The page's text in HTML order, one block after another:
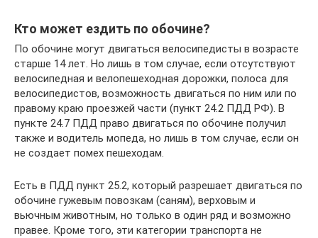
Кто может ездить по обочине?
По обочине могут двигаться велосипедисты в возрасте
старше 14 лет. Но лишь в том случае, если отсутствуют
велосипедная и велопешеходная дорожки, полоса для
велосипедистов, возможность двигаться по ним или по
правому краю проезжей части (пункт 24.2 ПДД РФ). В
пункте 24.7 ПДД право двигаться по обочине получил
также и водитель мопеда, но лишь в том случае, если он
не создает помех пешеходам.
Есть в ПДД пункт 25.2, который разрешает двигаться по
обочине гужевым повозкам (саням), верховым и
вьючным животным, но только в один ряд и возможно
правее. Кроме того, эти категории транспорта не